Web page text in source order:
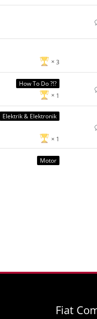
3
How To Do ?!?
1
Elektrik & Elektronik
1
Motor
Fiat